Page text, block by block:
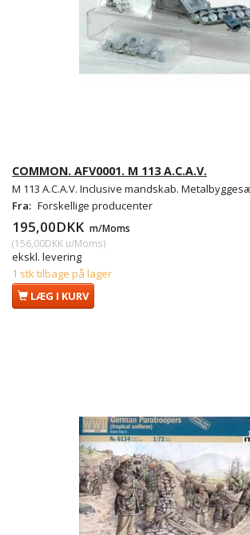
COMMON. AFV0001. M 113 A.C.A.V.
M 113 A.C.A.V. Inclusive mandskab.
Fra: Forskellige producenter
195,00DKK m/Moms
(156,00DKK u/Moms)
ekskl. levering
1 stk tilbage på lager
LÆG I KURV